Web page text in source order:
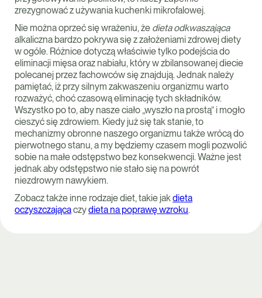
zrezygnować z używania kuchenki mikrofalowej.
Nie można oprzeć się wrażeniu, że dieta odkwaszająca
alkaliczna bardzo pokrywa się z założeniami zdrowej diety
w ogóle. Różnice dotyczą właściwie tylko podejścia do
eliminacji mięsa oraz nabiału, który w zbilansowanej diecie
polecanej przez fachowców się znajdują. Jednak należy
pamiętać, iż przy silnym zakwaszeniu organizmu warto
rozważyć, choć czasową eliminację tych składników.
Wszystko po to, aby nasze ciało „wyszło na prostą” i mogło
cieszyć się zdrowiem. Kiedy już się tak stanie, to
mechanizmy obronne naszego organizmu także wrócą do
pierwotnego stanu, a my będziemy czasem mogli pozwolić
sobie na małe odstępstwo bez konsekwencji. Ważne jest
jednak aby odstępstwo nie stało się na powrót
niezdrowym nawykiem.
Zobacz także inne rodzaje diet, takie jakdieta
oczyszczającaczydieta na poprawę wzroku.